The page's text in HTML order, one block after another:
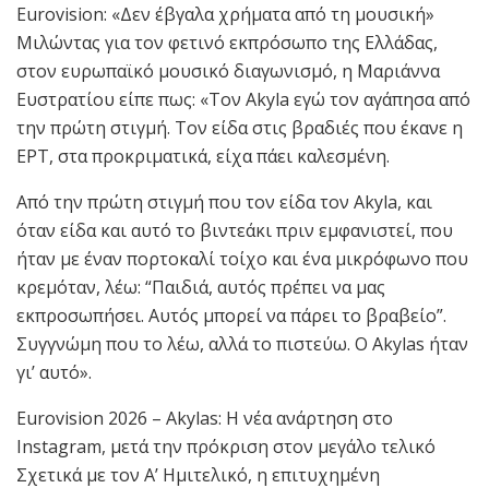
Eurovision: «Δεν έβγαλα χρήματα από τη μουσική»
Μιλώντας για τον φετινό εκπρόσωπο της Ελλάδας,
στον ευρωπαϊκό μουσικό διαγωνισμό, η Μαριάννα
Ευστρατίου είπε πως: «Τον Akyla εγώ τον αγάπησα από
την πρώτη στιγμή. Τον είδα στις βραδιές που έκανε η
ΕΡΤ, στα προκριματικά, είχα πάει καλεσμένη.
Από την πρώτη στιγμή που τον είδα τον Akyla, και
όταν είδα και αυτό το βιντεάκι πριν εμφανιστεί, που
ήταν με έναν πορτοκαλί τοίχο και ένα μικρόφωνο που
κρεμόταν, λέω: “Παιδιά, αυτός πρέπει να μας
εκπροσωπήσει. Αυτός μπορεί να πάρει το βραβείο”.
Συγγνώμη που το λέω, αλλά το πιστεύω. Ο Akylas ήταν
γι’ αυτό».
Eurovision 2026 – Akylas: Η νέα ανάρτηση στο
Instagram, μετά την πρόκριση στον μεγάλο τελικό
Σχετικά με τον Α’ Ημιτελικό, η επιτυχημένη